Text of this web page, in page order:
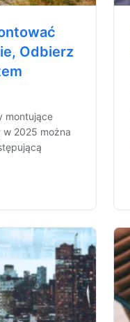
Odbierz
montujące
2025 można